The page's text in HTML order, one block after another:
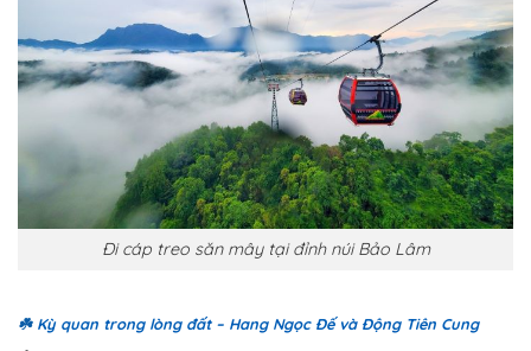
Đi cáp treo săn mây tại đỉnh núi Bảo Lâm
☘️ Kỳ quan trong lòng đất – Hang Ngọc Đế và Động Tiên Cung